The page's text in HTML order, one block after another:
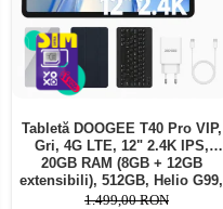
Tabletă DOOGEE T40 Pro VIP,
Gri, 4G LTE, 12" 2.4K IPS,
20GB RAM (8GB + 12GB
extensibili), 512GB, Helio G99,
10800mAh, 33W, Android 14,
1.499,00 RON